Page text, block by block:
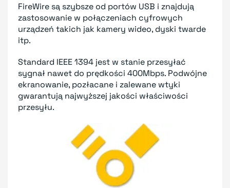
FireWire są szybsze od portów USB i znajdują
zastosowanie w połączeniach cyfrowych
urządzeń takich jak kamery wideo, dyski twarde
itp.
Standard IEEE 1394 jest w stanie przesyłać
sygnał nawet do prędkości 400Mbps. Podwójne
ekranowanie, pozłacane i zalewane wtyki
gwarantują najwyższej jakości właściwości
przesyłu.